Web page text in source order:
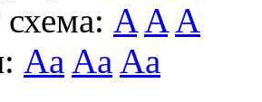
A A A
Aa Aa Aa